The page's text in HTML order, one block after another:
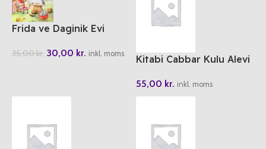
Frida ve Daginik Evi
35,00kr. 30,00 kr. inkl. moms
Kitabi Cabbar Kulu Alevi
55,00 kr. inkl. moms